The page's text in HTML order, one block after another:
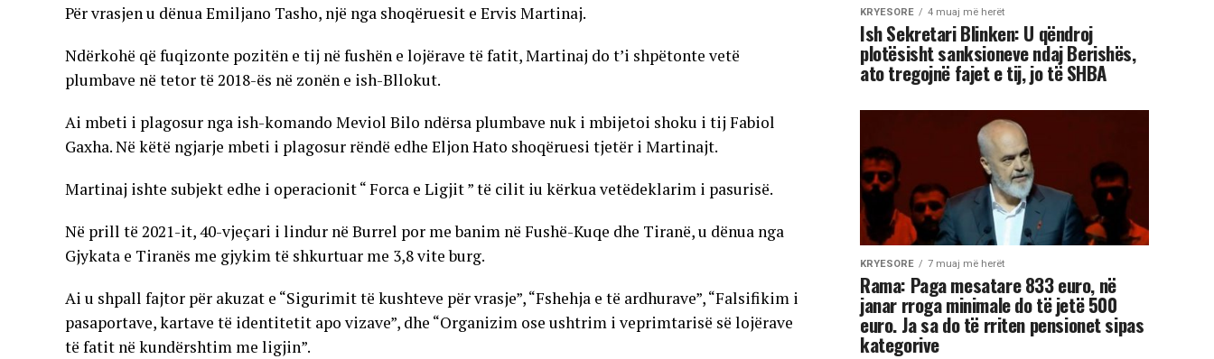
Për vrasjen u dënua Emiljano Tasho, një nga shoqëruesit e Ervis Martinaj.
Ndërkohë që fuqizonte pozitën e tij në fushën e lojërave të fatit, Martinaj do t’i shpëtonte vetë
plumbave në tetor të 2018-ës në zonën e ish-Bllokut.
Ai mbeti i plagosur nga ish-komando Meviol Bilo ndërsa plumbave nuk i mbijetoi shoku i tij Fabiol
Gaxha. Në këtë ngjarje mbeti i plagosur rëndë edhe Eljon Hato shoqëruesi tjetër i Martinajt.
Martinaj ishte subjekt edhe i operacionit “ Forca e Ligjit ” të cilit iu kërkua vetëdeklarim i pasurisë.
Në prill të 2021-it, 40-vjeçari i lindur në Burrel por me banim në Fushë-Kuqe dhe Tiranë, u dënua nga
Gjykata e Tiranës me gjykim të shkurtuar me 3,8 vite burg.
Ai u shpall fajtor për akuzat e “Sigurimit të kushteve për vrasje”, “Fshehja e të ardhurave”, “Falsifikim i
pasaportave, kartave të identitetit apo vizave”, dhe “Organizim ose ushtrim i veprimtarisë së lojërave
të fatit në kundërshtim me ligjin”.
KRYESORE 4 muaj më herët
Ish Sekretari Blinken: U qëndroj
plotësisht sanksioneve ndaj Berishës,
ato tregojnë fajet e tij, jo të SHBA
KRYESORE 7 muaj më herët
Rama: Paga mesatare 833 euro, në
janar rroga minimale do të jetë 500
euro. Ja sa do të rriten pensionet sipas
kategorive